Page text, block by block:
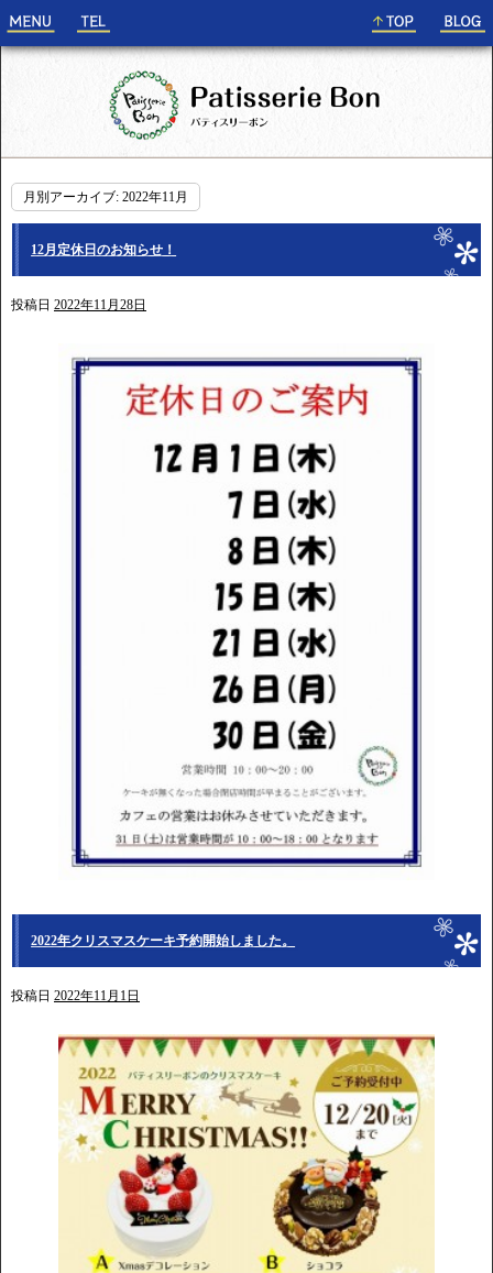
月別アーカイブ: 2022年11月
12月定休日のお知らせ！
投稿日 2022年11月28日
2022年クリスマスケーキ予約開始しました。
投稿日 2022年11月1日